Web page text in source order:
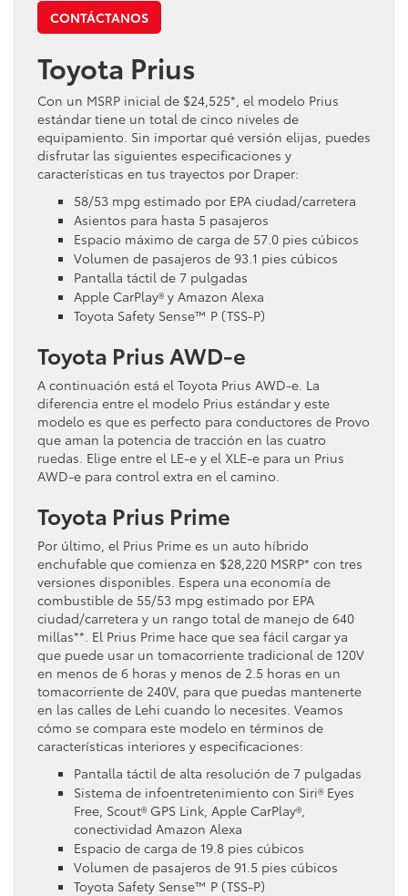
CONTÁCTANOS
Toyota Prius
Con un MSRP inicial de $24,525*, el modelo Prius
estándar tiene un total de cinco niveles de
equipamiento. Sin importar qué versión elijas, puedes
disfrutar las siguientes especificaciones y
características en tus trayectos por Draper:
58/53 mpg estimado por EPA ciudad/carretera
Asientos para hasta 5 pasajeros
Espacio máximo de carga de 57.0 pies cúbicos
Volumen de pasajeros de 93.1 pies cúbicos
Pantalla táctil de 7 pulgadas
Apple CarPlay® y Amazon Alexa
Toyota Safety Sense™ P (TSS-P)
Toyota Prius AWD-e
A continuación está el Toyota Prius AWD-e. La
diferencia entre el modelo Prius estándar y este
modelo es que es perfecto para conductores de Provo
que aman la potencia de tracción en las cuatro
ruedas. Elige entre el LE-e y el XLE-e para un Prius
AWD-e para control extra en el camino.
Toyota Prius Prime
Por último, el Prius Prime es un auto híbrido
enchufable que comienza en $28,220 MSRP* con tres
versiones disponibles. Espera una economía de
combustible de 55/53 mpg estimado por EPA
ciudad/carretera y un rango total de manejo de 640
millas**. El Prius Prime hace que sea fácil cargar ya
que puede usar un tomacorriente tradicional de 120V
en menos de 6 horas y menos de 2.5 horas en un
tomacorriente de 240V, para que puedas mantenerte
en las calles de Lehi cuando lo necesites. Veamos
cómo se compara este modelo en términos de
características interiores y especificaciones:
Pantalla táctil de alta resolución de 7 pulgadas
Sistema de infoentretenimiento con Siri® Eyes
Free, Scout® GPS Link, Apple CarPlay®,
conectividad Amazon Alexa
Espacio de carga de 19.8 pies cúbicos
Volumen de pasajeros de 91.5 pies cúbicos
Toyota Safety Sense™ P (TSS-P)